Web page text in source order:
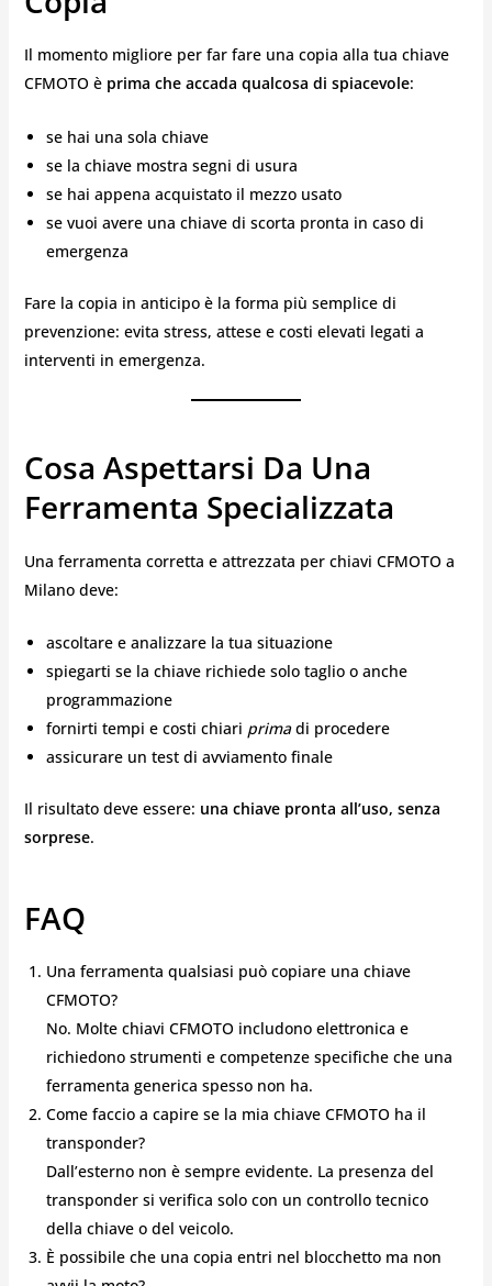
Il momento migliore per far fare una copia alla tua chiave
CFMOTO è prima che accada qualcosa di spiacevole:
se hai una sola chiave
se la chiave mostra segni di usura
se hai appena acquistato il mezzo usato
se vuoi avere una chiave di scorta pronta in caso di
emergenza
Fare la copia in anticipo è la forma più semplice di
prevenzione: evita stress, attese e costi elevati legati a
interventi in emergenza.
Cosa Aspettarsi Da Una
Ferramenta Specializzata
Una ferramenta corretta e attrezzata per chiavi CFMOTO a
Milano deve:
ascoltare e analizzare la tua situazione
spiegarti se la chiave richiede solo taglio o anche
programmazione
fornirti tempi e costi chiari primadi procedere
assicurare un test di avviamento finale
Il risultato deve essere: una chiave pronta all’uso, senza
sorprese.
FAQ
Una ferramenta qualsiasi può copiare una chiave
CFMOTO?
No. Molte chiavi CFMOTO includono elettronica e
richiedono strumenti e competenze specifiche che una
ferramenta generica spesso non ha.
Come faccio a capire se la mia chiave CFMOTO ha il
transponder?
Dall’esterno non è sempre evidente. La presenza del
transponder si verifica solo con un controllo tecnico
della chiave o del veicolo.
È possibile che una copia entri nel blocchetto ma non